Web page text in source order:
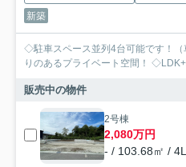
新築
◇駐車スペース並列4台可能です！
りのあるプライベート空間！ ◇LDK+
販売中の物件
2号棟
2,080万円
- / 103.68㎡ /